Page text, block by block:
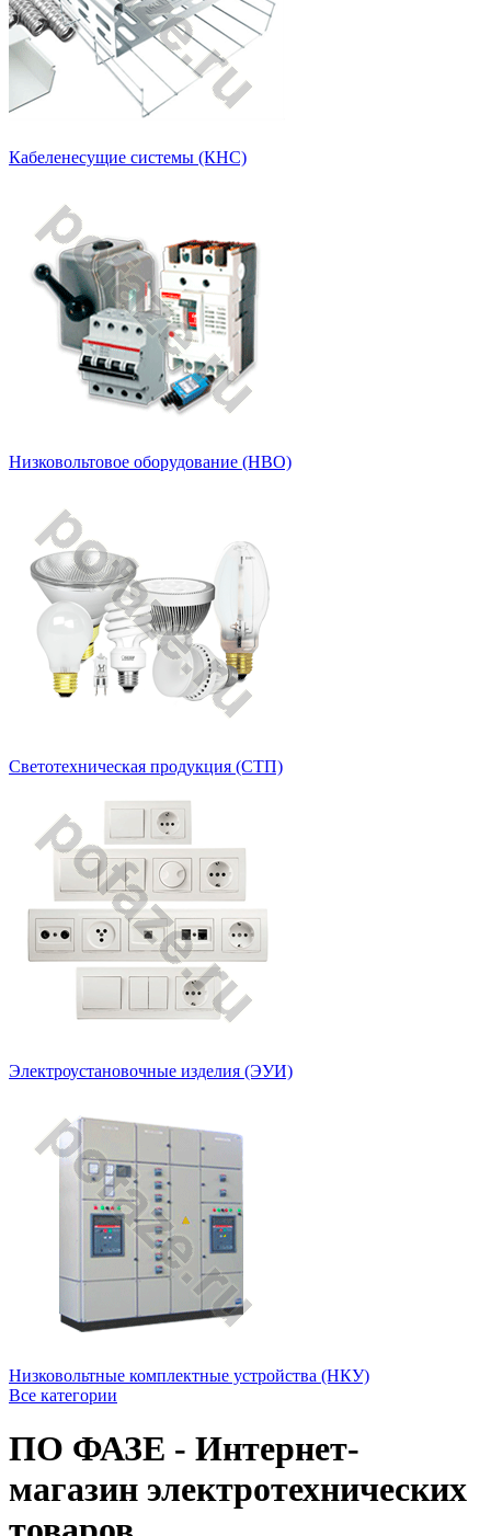
Кабеленесущие системы (КНС)
Низковольтовое оборудование (НВО)
Светотехническая продукция (СТП)
Электроустановочные изделия (ЭУИ)
Низковольтные комплектные устройства (НКУ)
Все категории
ПО ФАЗЕ - Интернет-
магазин электротехнических